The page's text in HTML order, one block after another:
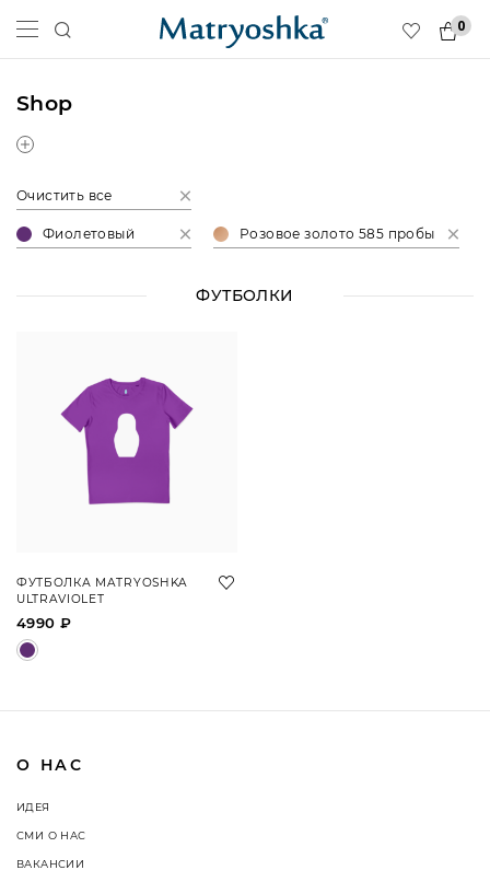
0
Shop
Очистить все
Фиолетовый Розовое золото 585 пробы
ФУТБОЛКИ
ФУТБОЛКА MATRYOSHKA
ULTRAVIOLET
4990 ₽
О НАС
ИДЕЯ
СМИ О НАС
ВАКАНСИИ